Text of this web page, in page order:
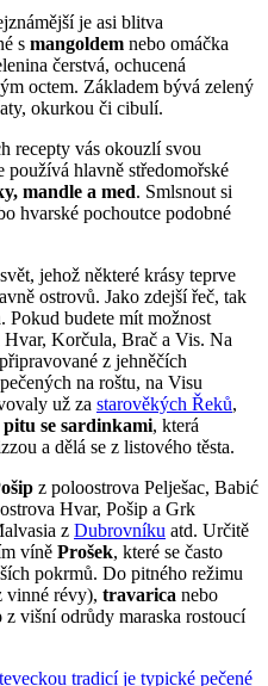
je asi blitva
s mangoldem nebo omáčka
čerstvá, ochucená
octem. Základem bývá zelený
okurkou či cibulí.
recepty vás okouzlí svou
hlavně středomořské
mandle a med. Smlsnout si
hvarské pochoutce podobné
jehož některé krásy teprve
ostrovů. Jako zdejší řeč, tak
Pokud budete mít možnost
Korčula, Brač a Vis. Na
z jehněčích
na roštu, na Visu
už za starověkých Řeků,
pitu se sardinkami, která
a dělá se z listového těsta.
z poloostrova Pelješac, Babić
Hvar, Pošip a Grk
z Dubrovníku atd. Určitě
víně Prošek, které se často
pokrmů. Do pitného režimu
vinné révy), travarica nebo
z višní odrůdy maraska rostoucí